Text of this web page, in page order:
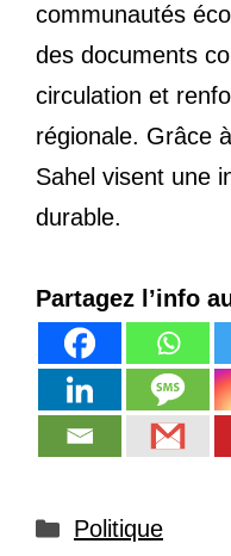
communautés
des documents
circulation et
régionale. Grâce
Sahel visent une
durable.
Partagez l’info
Catégories
Politique